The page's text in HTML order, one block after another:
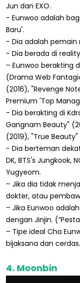
Jun dan EXO.
- Eunwoo adalah
Baru'.
- Dia adalah pemain
- Dia berada di
– Eunwoo berakting
(Drama Web
(2016), "Revenge
Premium 'Top
- Dia berakting di
Gangnam Beauty"
(2019), "True
- Dia berteman
DK, BTS's Jungkook,
Yugyeom.
– Jika dia tidak
dokter, atau
– Jika Eunwoo
dengan Jinjin.
– Tipe ideal Cha
bijaksana dan cerdas.
4. Moonbin